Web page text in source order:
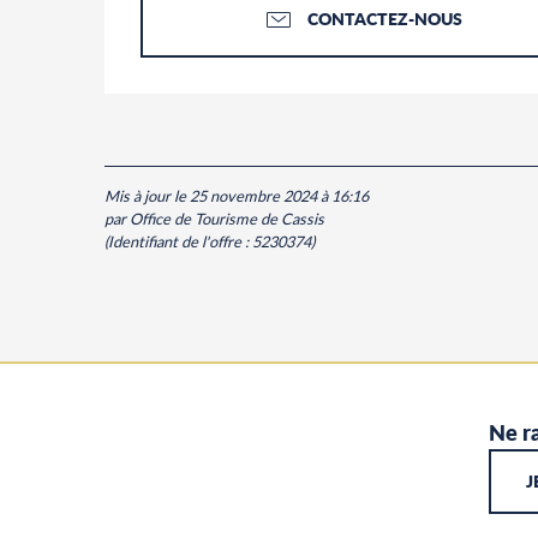
CONTACTEZ-NOUS
Mis à jour le 25 novembre 2024 à 16:16
par Office de Tourisme de Cassis
(Identifiant de l'offre :5230374)
Ne